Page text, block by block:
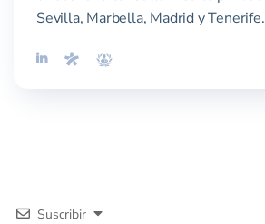
Sevilla, Marbella, Madrid y Tenerife.
Suscribir